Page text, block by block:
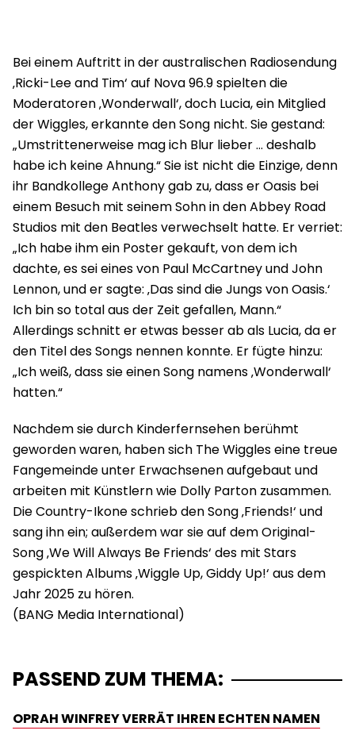
Bei einem Auftritt in der australischen Radiosendung
‚Ricki-Lee and Tim‘ auf Nova 96.9 spielten die
Moderatoren ‚Wonderwall‘, doch Lucia, ein Mitglied
der Wiggles, erkannte den Song nicht. Sie gestand:
„Umstrittenerweise mag ich Blur lieber … deshalb
habe ich keine Ahnung.“ Sie ist nicht die Einzige, denn
ihr Bandkollege Anthony gab zu, dass er Oasis bei
einem Besuch mit seinem Sohn in den Abbey Road
Studios mit den Beatles verwechselt hatte. Er verriet:
„Ich habe ihm ein Poster gekauft, von dem ich
dachte, es sei eines von Paul McCartney und John
Lennon, und er sagte: ‚Das sind die Jungs von Oasis.‘
Ich bin so total aus der Zeit gefallen, Mann.“
Allerdings schnitt er etwas besser ab als Lucia, da er
den Titel des Songs nennen konnte. Er fügte hinzu:
„Ich weiß, dass sie einen Song namens ‚Wonderwall‘
hatten.“
Nachdem sie durch Kinderfernsehen berühmt
geworden waren, haben sich The Wiggles eine treue
Fangemeinde unter Erwachsenen aufgebaut und
arbeiten mit Künstlern wie Dolly Parton zusammen.
Die Country-Ikone schrieb den Song ‚Friends!‘ und
sang ihn ein; außerdem war sie auf dem Original-
Song ‚We Will Always Be Friends‘ des mit Stars
gespickten Albums ‚Wiggle Up, Giddy Up!‘ aus dem
Jahr 2025 zu hören.
PASSEND ZUM THEMA:
OPRAH WINFREY VERRÄT IHREN ECHTEN NAMEN